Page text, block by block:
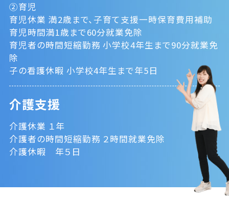
②育児
育児休業 満2歳まで、子育て支援一時保育費用補助
育児時間満1歳まで60分就業免除
育児者の時間短縮勤務 小学校4年生まで90分就業免
除
子の看護休暇 小学校4年生まで年5日
介護支援
介護休業 １年
介護者の時間短縮勤務 ２時間就業免除
介護休暇 年５日